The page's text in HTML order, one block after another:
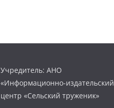
Учредитель: АНО
«Информационно-издательский
центр «Сельский труженик»